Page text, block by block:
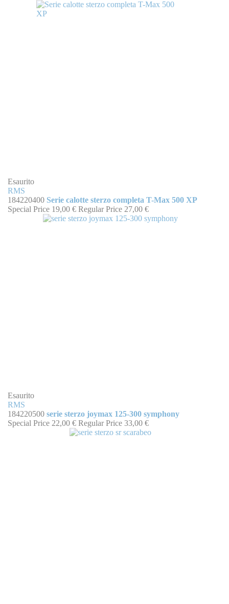
Esaurito
RMS
184220400 Serie calotte sterzo completa T-Max 500 XP
Special Price 19,00 € Regular Price 27,00 €
Esaurito
RMS
184220500 serie sterzo joymax 125-300 symphony
Special Price 22,00 € Regular Price 33,00 €